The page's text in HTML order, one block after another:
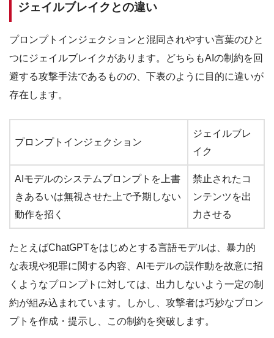
ジェイルブレイクとの違い
プロンプトインジェクションと混同されやすい言葉のひと
つにジェイルブレイクがあります。どちらもAIの制約を回
避する攻撃手法であるものの、下表のように目的に違いが
存在します。
プロンプトインジェクション
ジェイルブレ
イク
AIモデルのシステムプロンプトを上書
きあるいは無視させた上で予期しない
動作を招く
禁止されたコ
ンテンツを出
力させる
たとえばChatGPTをはじめとする言語モデルは、暴力的
な表現や犯罪に関する内容、AIモデルの誤作動を故意に招
くようなプロンプトに対しては、出力しないよう一定の制
約が組み込まれています。しかし、攻撃者は巧妙なプロン
プトを作成・提示し、この制約を突破します。